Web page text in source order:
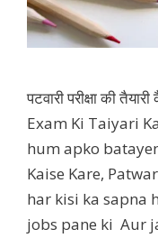
पटवारी परीक्षा की
Exam Ki Taiyari
hum apko
Kaise Kare,
har kisi ka sapna
jobs pane ki Aur